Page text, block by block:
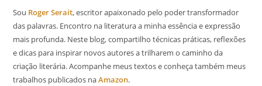
Sou Roger Serait, escritor apaixonado pelo poder transformador
das palavras. Encontro na literatura a minha essência e expressão
mais profunda. Neste blog, compartilho técnicas práticas, reflexões
e dicas para inspirar novos autores a trilharem o caminho da
criação literária. Acompanhe meus textos e conheça também meus
trabalhos publicados naAmazon.